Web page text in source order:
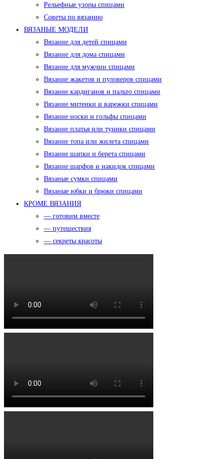
Рельефные узоры спицами
Советы по вязанию
ВЯЗАНЫЕ МОДЕЛИ
Вязание для детей спицами
Вязание для дома спицами
Вязание для мужчин спицами
Вязание жакетов и пуловеров спицами
Вязание кардиганов и пальто спицами
Вязание митенки и варежки спицами
Вязание носки и гольфы спицами
Вязание платья или туники спицами
Вязание топа или жилета спицами
Вязание шапки и берета спицами
Вязание шарфов и накидок спицами
Вязаные сумки спицами
Вязаные юбки и брюки спицами
КРОМЕ ВЯЗАНИЯ
— готовим вместе
— путешествия
— секреты красоты